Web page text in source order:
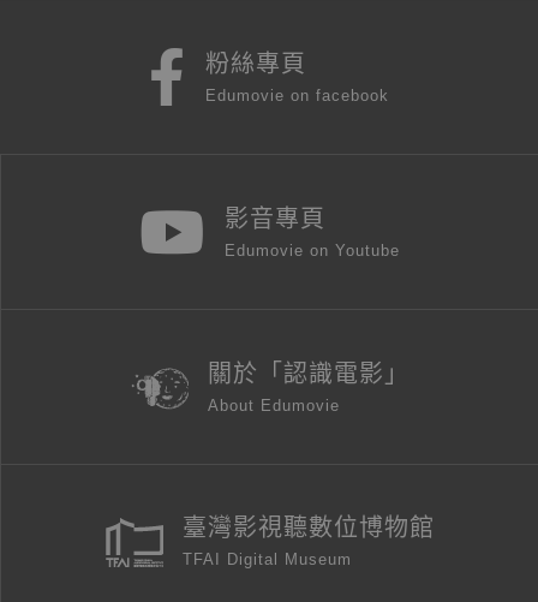
粉絲專頁
Edumovie on facebook
影音專頁
Edumovie on Youtube
關於「認識電影」
About Edumovie
臺灣影視聽數位博物館
TFAI Digital Museum